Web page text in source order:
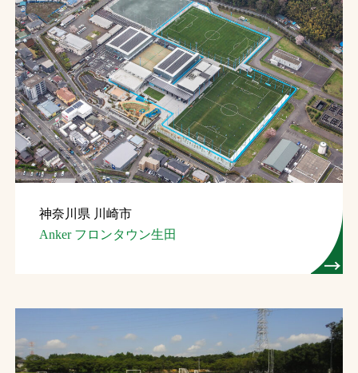
神奈川県 川崎市
Anker フロンタウン生田